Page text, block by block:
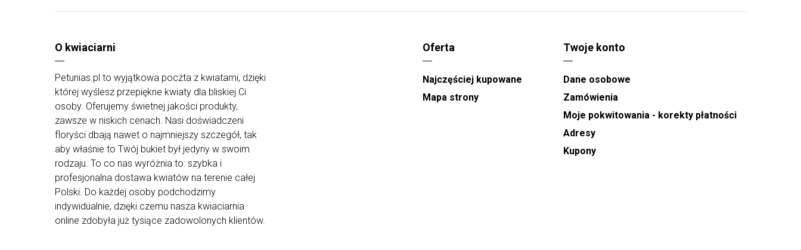
O kwiaciarni
Petunias.pl to wyjątkowa poczta z kwiatami, dzięki
której wyślesz przepiękne kwiaty dla bliskiej Ci
osoby. Oferujemy świetnej jakości produkty,
zawsze w niskich cenach. Nasi doświadczeni
floryści dbają nawet o najmniejszy szczegół, tak
aby właśnie to Twój bukiet był jedyny w swoim
rodzaju. To co nas wyróżnia to: szybka i
profesjonalna dostawa kwiatów na terenie całej
Polski. Do każdej osoby podchodzimy
indywidualnie, dzięki czemu nasza kwiaciarnia
online zdobyła już tysiące zadowolonych klientów.
Oferta
Najczęściej kupowane
Mapa strony
Twoje konto
Dane osobowe
Zamówienia
Moje pokwitowania - korekty płatności
Adresy
Kupony